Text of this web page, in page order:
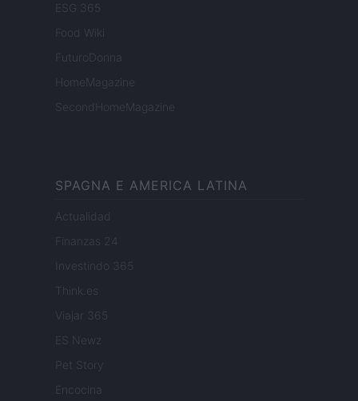
ESG 365
Food Wiki
FuturoDonna
HomeMagazine
SecondHomeMagazine
SPAGNA E AMERICA LATINA
Actualidad
Finanzas 24
Investindo 365
Think.es
Viajar 365
ES Newz
Pet Story
Encocina